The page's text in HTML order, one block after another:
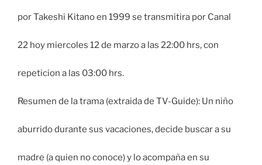
por Takeshi Kitano en 1999 se transmitira por Canal
22 hoy miercoles 12 de marzo a las 22:00 hrs, con
repeticion a las 03:00 hrs.
Resumen de la trama (extraida de TV-Guide): Un niño
aburrido durante sus vacaciones, decide buscar a su
madre (a quien no conoce) y lo acompaña en su